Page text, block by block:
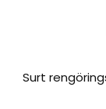
Surt